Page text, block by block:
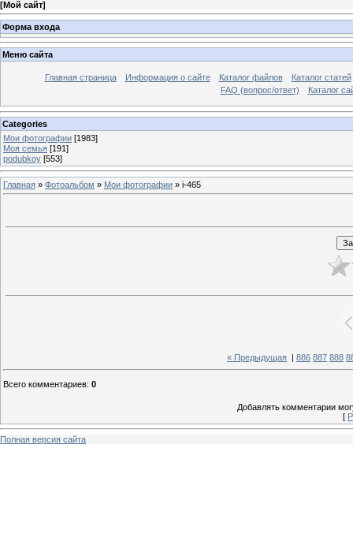
[Мой сайт]
Форма входа
Меню сайта
Главная страница Информация о сайте Каталог файлов
Каталог статей
FAQ (вопрос/ответ)
Каталог
Categories
Мои фотографии [1983]
Моя семья [191]
podubkoy [553]
Главная » Фотоальбом » Мои фотографии » i-465
« Предыдущая 886 887 888
Всего комментариев: 0
Добавлять комментарии
[
Полная версия сайта